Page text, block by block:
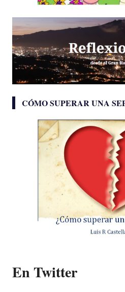
CÓMO SUPERAR UNA
En Twitter